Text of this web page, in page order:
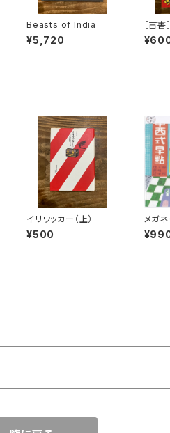
Beasts of India
¥5,720
［古
新
イリワッカー（上）
¥500
メガ
の風景